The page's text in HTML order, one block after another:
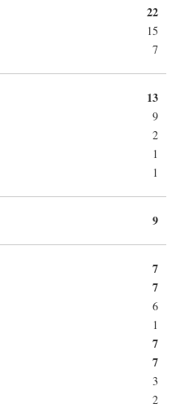
22
15
7
13
9
2
1
1
9
7
7
6
1
7
7
3
2